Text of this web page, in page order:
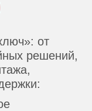
от
решений,